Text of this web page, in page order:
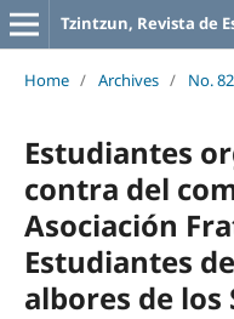
Tzintzun, Revista de
Home / Archives / No.
Estudiantes
contra del
Asociación
Estudiantes
albores de los